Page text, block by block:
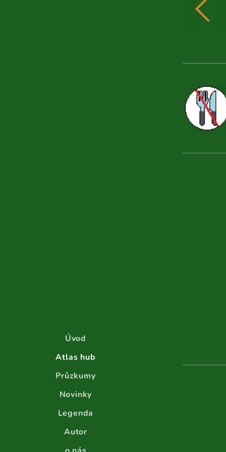
Úvod
Atlas hub
Průzkumy
Novinky
Legenda
Autor